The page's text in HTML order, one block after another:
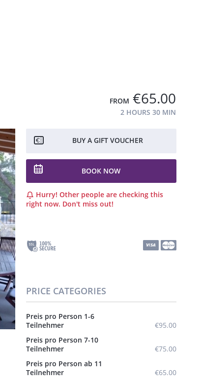
FROM €65.00
2 HOURS 30 MIN
BUY A GIFT VOUCHER
BOOK NOW
Hurry! Other people are checking this
right now. Don't miss out!
PRICE CATEGORIES
Preis pro Person 1-6
Teilnehmer
€95.00
Preis pro Person 7-10
Teilnehmer
€75.00
Preis pro Person ab 11
Teilnehmer
€65.00